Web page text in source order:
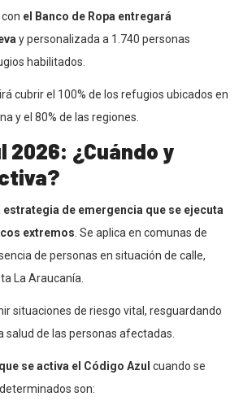
el Banco de Ropa entregará
y personalizada a 1.740 personas
habilitados.
cubrir el 100% de los refugios ubicados en
y el 80% de las regiones.
2026: ¿Cuándo y
estrategia de emergencia que se ejecuta
extremos. Se aplica en comunas de
de personas en situación de calle,
La Araucanía.
situaciones de riesgo vital, resguardando
salud de las personas afectadas.
se activa el Código Azul cuando se
son: